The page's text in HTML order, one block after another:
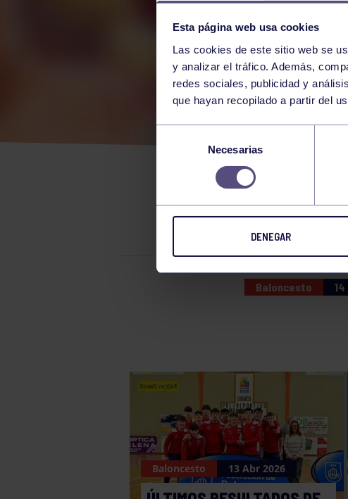
Esta página web usa cookies
Las cookies de este sitio web se
y analizar el tráfico. Además,
redes sociales, publicidad y
que hayan recopilado a partir del
consentimiento
Necesarias
DENEGAR
LUTO
Baloncesto 14
Baloncesto 13 Abr 2026